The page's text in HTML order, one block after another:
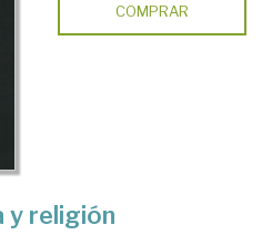
COMPRAR
y religión